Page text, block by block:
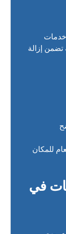
خدمات
إزالة
للمكان
في